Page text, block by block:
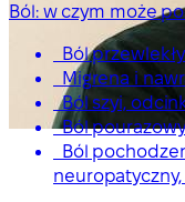
Ból: w czym może
Ból
Migrena i
Ból szyi,
Ból
Ból